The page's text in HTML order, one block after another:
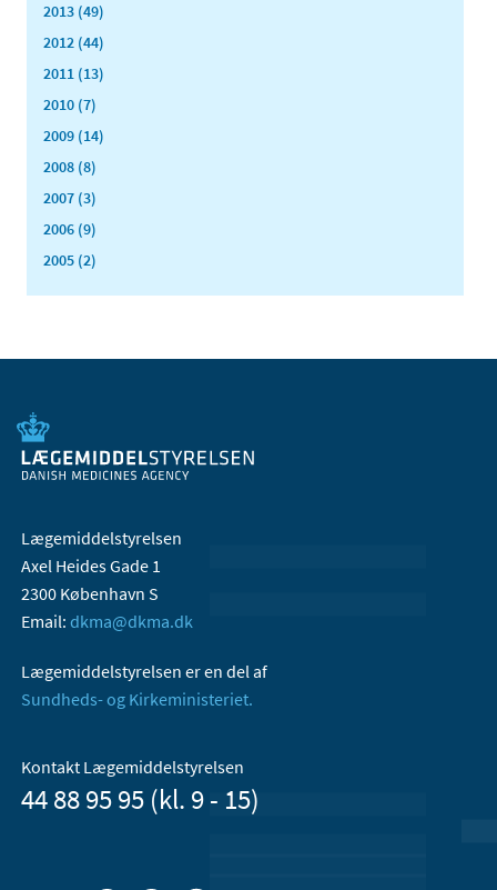
2013 (49)
2012 (44)
2011 (13)
2010 (7)
2009 (14)
2008 (8)
2007 (3)
2006 (9)
2005 (2)
Lægemiddelstyrelsen
Axel Heides Gade 1
2300 København S
Email: dkma@dkma.dk
Lægemiddelstyrelsen er en del af
Sundheds- og Kirkeministeriet.
Kontakt Lægemiddelstyrelsen
44 88 95 95 (kl. 9 - 15)